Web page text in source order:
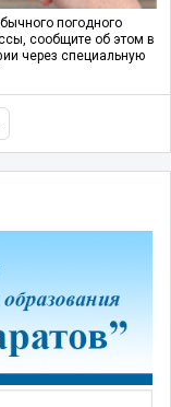
погодного
сообщите об этом в
через специальную